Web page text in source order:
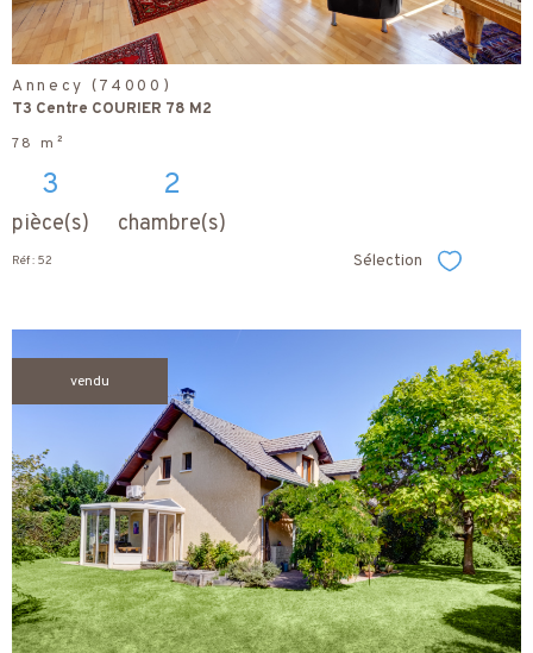
Annecy (74000)
T3 Centre COURIER 78 M2
78 m²
3
pièce(s)
2
chambre(s)
Réf : 52 Sélection Sélectionner
vendu
voir le
bien